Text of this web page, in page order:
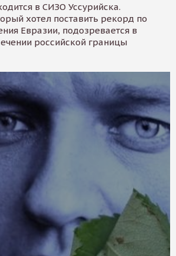
в СИЗО Уссурийска.
хотел поставить рекорд по
Евразии, подозревается в
российской границы